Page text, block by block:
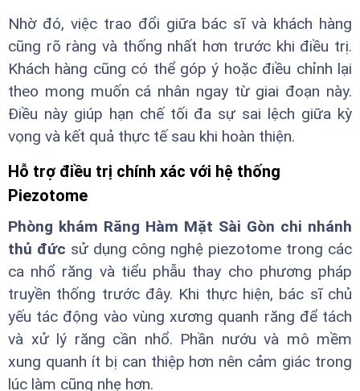
Nhờ đó, việc trao đổi giữa bác sĩ và khách hàng
cũng rõ ràng và thống nhất hơn trước khi điều trị.
Khách hàng cũng có thể góp ý hoặc điều chỉnh lại
theo mong muốn cá nhân ngay từ giai đoạn này.
Điều này giúp hạn chế tối đa sự sai lệch giữa kỳ
vọng và kết quả thực tế sau khi hoàn thiện.
Hỗ trợ điều trị chính xác với hệ thống
Piezotome
Phòng khám Răng Hàm Mặt Sài Gòn chi nhánh
thủ đức sử dụng công nghệ piezotome trong các
ca nhổ răng và tiểu phẫu thay cho phương pháp
truyền thống trước đây. Khi thực hiện, bác sĩ chủ
yếu tác động vào vùng xương quanh răng để tách
và xử lý răng cần nhổ. Phần nướu và mô mềm
xung quanh ít bị can thiệp hơn nên cảm giác trong
lúc làm cũng nhẹ hơn.